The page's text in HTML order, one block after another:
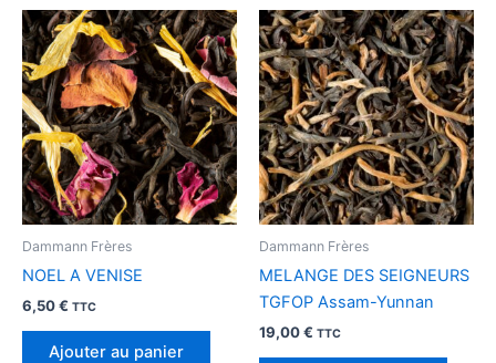
Dammann Frères
NOEL A VENISE
6,50€ TTC
Ajouter au panier
Dammann Frères
MELANGE DES SEIGNEURS
TGFOP Assam-Yunnan
19,00€ TTC